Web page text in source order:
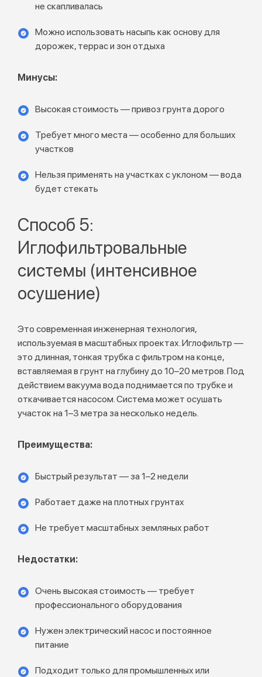
не скапливалась
Можно использовать насыпь как основу для
дорожек, террас и зон отдыха
Минусы:
Высокая стоимость — привоз грунта дорого
Требует много места — особенно для больших
участков
Нельзя применять на участках с уклоном — вода
будет стекать
Способ 5:
Иглофильтровальные
системы (интенсивное
осушение)
Это современная инженерная технология,
используемая в масштабных проектах. Иглофильтр —
это длинная, тонкая трубка с фильтром на конце,
вставляемая в грунт на глубину до 10–20 метров. Под
действием вакуума вода поднимается по трубке и
откачивается насосом. Система может осушать
участок на 1–3 метра за несколько недель.
Преимущества:
Быстрый результат — за 1–2 недели
Работает даже на плотных грунтах
Не требует масштабных земляных работ
Недостатки:
Очень высокая стоимость — требует
профессионального оборудования
Нужен электрический насос и постоянное
питание
Подходит только для промышленных или